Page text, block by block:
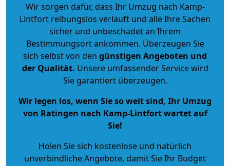
Wir sorgen dafür, dass Ihr Umzug nach Kamp-
Lintfort reibungslos verläuft und alle Ihre Sachen
sicher und unbeschadet an Ihrem
Bestimmungsort ankommen. Überzeugen Sie
sich selbst von den günstigen Angeboten und
der Qualität. Unsere umfassender Service wird
Sie garantiert überzeugen.
Wir legen los, wenn Sie so weit sind, Ihr Umzug
von Ratingen nach Kamp-Lintfort wartet auf
Sie!
Holen Sie sich kostenlose und natürlich
unverbindliche Angebote, damit Sie Ihr Budget